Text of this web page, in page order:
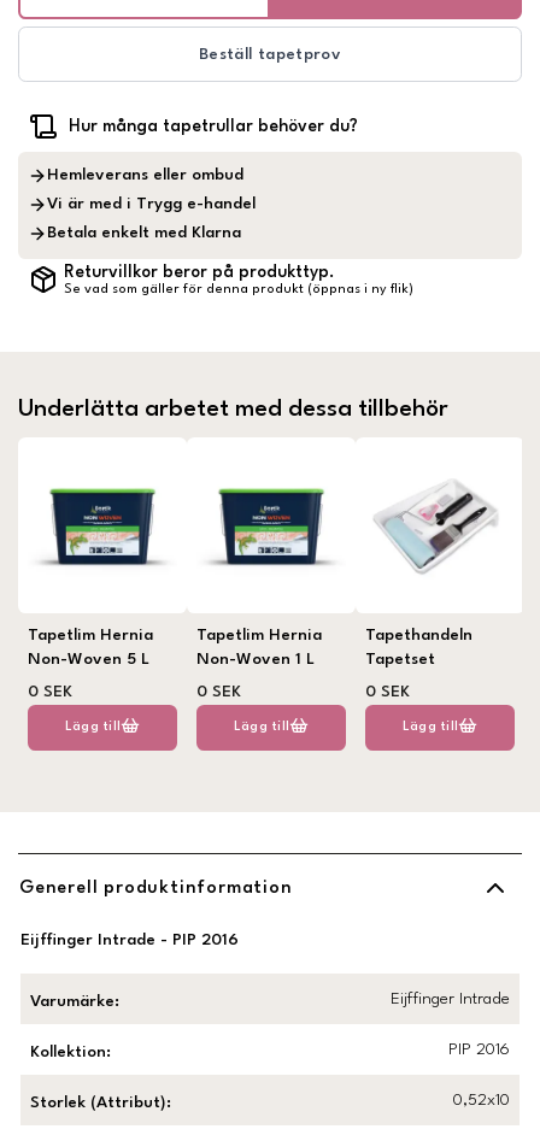
Beställ tapetprov
Hur många tapetrullar behöver du?
Hemleverans eller ombud
Vi är med i Trygg e-handel
Betala enkelt med Klarna
Returvillkor beror på produkttyp.
Se vad som gäller för denna produkt (öppnas i ny flik)
Underlätta arbetet med dessa tillbehör
Tapetlim Hernia
Non-Woven 5 L
0 SEK
Lägg till
Tapetlim Hernia
Non-Woven 1 L
0 SEK
Lägg till
Tapethandeln
Tapetset
0 SEK
Lägg till
Generell produktinformation
Eijffinger Intrade - PIP 2016
Varumärke: Eijffinger Intrade
Kollektion: PIP 2016
Storlek (Attribut): 0,52x10